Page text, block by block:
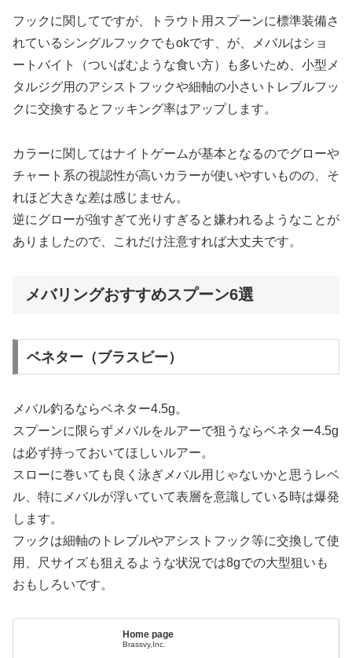
フックに関してですが、トラウト用スプーンに標準装備さ
れているシングルフックでもokです、が、メバルはショ
ートバイト（ついばむような食い方）も多いため、小型メ
タルジグ用のアシストフックや細軸の小さいトレブルフッ
クに交換するとフッキング率はアップします。
カラーに関してはナイトゲームが基本となるのでグローや
チャート系の視認性が高いカラーが使いやすいものの、そ
れほど大きな差は感じません。
逆にグローが強すぎて光りすぎると嫌われるようなことが
ありましたので、これだけ注意すれば大丈夫です。
メバリングおすすめスプーン6選
ベネター（ブラスビー）
メバル釣るならベネター4.5g。
スプーンに限らずメバルをルアーで狙うならベネター4.5g
は必ず持っておいてほしいルアー。
スローに巻いても良く泳ぎメバル用じゃないかと思うレベ
ル、特にメバルが浮いていて表層を意識している時は爆発
します。
フックは細軸のトレブルやアシストフック等に交換して使
用、尺サイズも狙えるような状況では8gでの大型狙いも
おもしろいです。
Home page
Brassvy,Inc.